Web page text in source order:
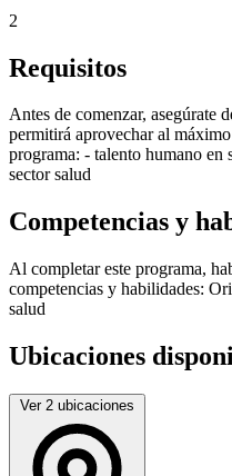
2
Requisitos
Antes de comenzar, asegúrate
permitirá aprovechar al
programa: - talento humano
sector salud
Competencias y
Al completar este programa,
competencias y habilidades:
salud
Ubicaciones